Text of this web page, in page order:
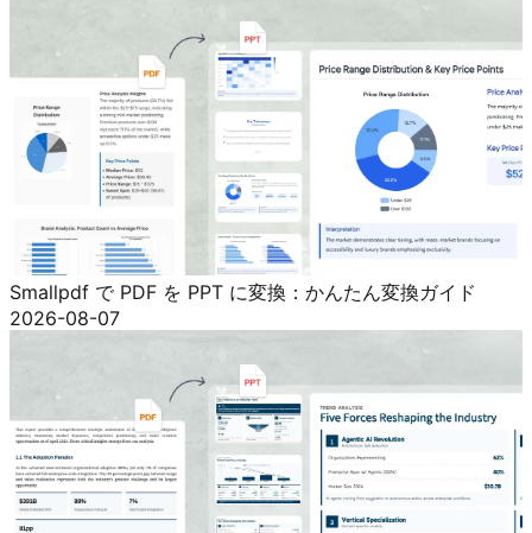
Smallpdf で PDF を PPT に変換：かんたん変換ガイド
2026-08-07